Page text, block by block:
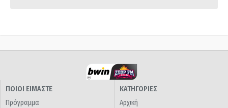
ΠΟΙΟΙ ΕΙΜΑΣΤΕ
Πρόγραμμα
ΚΑΤΗΓΟΡΙΕΣ
Αρχική